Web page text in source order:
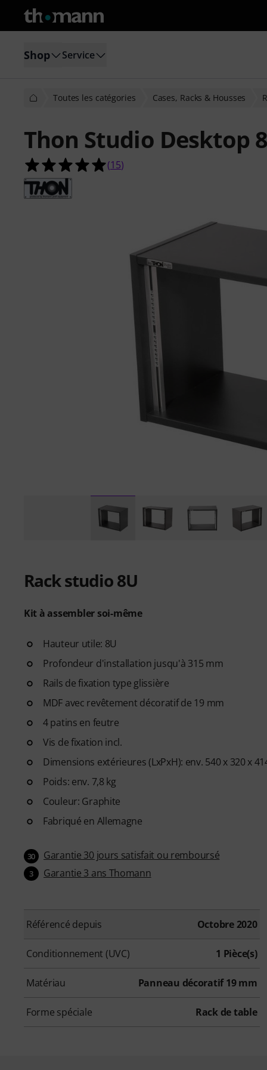
Shop Service
Toutes les catégories Cases, Racks & Housses
Thon Studio Desktop
4.9 étoiles sur 5 d'après 15
(15)
Rack studio 8U
Kit à assembler soi-même
Hauteur utile: 8U
Profondeur d'installation jusqu'à 315 mm
Rails de fixation type glissière
MDF avec revêtement décoratif de 19 mm
4 patins en feutre
Vis de fixation incl.
Dimensions extérieures (LxPxH): env. 540 x 320 x
Poids: env. 7,8 kg
Couleur: Graphite
Fabriqué en Allemagne
30 Garantie 30 jours satisfait ou remboursé
3 Garantie 3 ans Thomann
Référencé depuis Octobre 2020
Conditionnement (UVC) 1 Pièce(s)
Matériau Panneau décoratif 19 mm
Forme spéciale Rack de table